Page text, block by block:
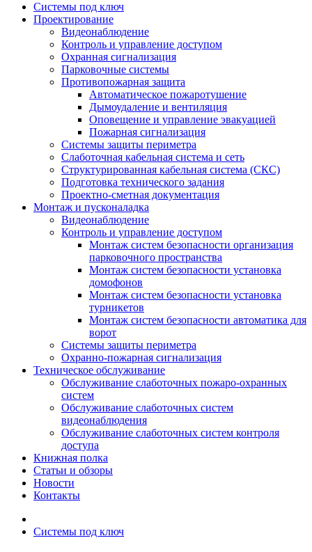
Системы под ключ
Проектирование
Видеонаблюдение
Контроль и управление доступом
Охранная сигнализация
Парковочные системы
Противопожарная защита
Автоматическое пожаротушение
Дымоудаление и вентиляция
Оповещение и управление эвакуацией
Пожарная сигнализация
Системы защиты периметра
Слаботочная кабельная система и сеть
Структурированная кабельная система (СКС)
Подготовка технического задания
Проектно-сметная документация
Монтаж и пусконаладка
Видеонаблюдение
Контроль и управление доступом
Монтаж систем безопасности организация
парковочного пространства
Монтаж систем безопасности установка
домофонов
Монтаж систем безопасности установка
турникетов
Монтаж систем безопасности автоматика для
ворот
Системы защиты периметра
Охранно-пожарная сигнализация
Техническое обслуживание
Обслуживание слаботочных пожаро-охранных
систем
Обслуживание слаботочных систем
видеонаблюдения
Обслуживание слаботочных систем контроля
доступа
Книжная полка
Статьи и обзоры
Новости
Контакты
Системы под ключ